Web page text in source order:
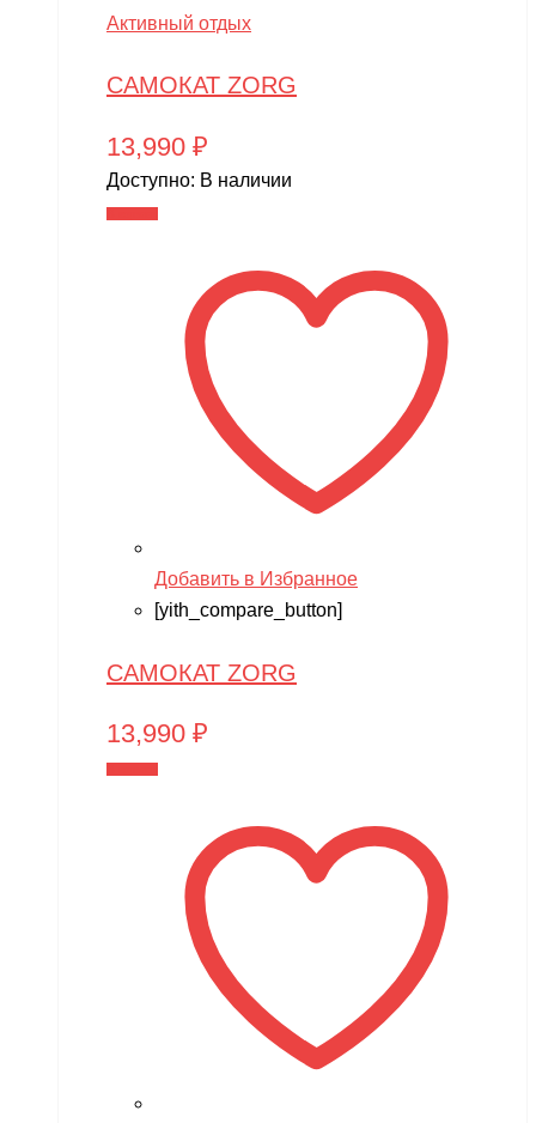
Активный отдых
САМОКАТ ZORG
13,990 ₽
Доступно: В наличии
Добавить в Избранное
[yith_compare_button]
САМОКАТ ZORG
13,990 ₽